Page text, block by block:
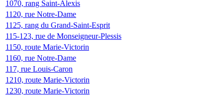
1070, rang Saint-Alexis
1120, rue Notre-Dame
1125, rang du Grand-Saint-Esprit
115-123, rue de Monseigneur-Plessis
1150, route Marie-Victorin
1160, rue Notre-Dame
117, rue Louis-Caron
1210, route Marie-Victorin
1230, route Marie-Victorin